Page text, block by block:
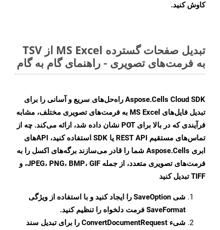
کاوش کنید.
تبدیل صفحات گسترده MS Excel از TSV
به فرمت‌های تصویری - راهنمای گام به گام
Aspose.Cells Cloud SDK راه‌حل‌های سریع و آسانی را برای
تبدیل فایل‌های MS Excel به فرمت‌های تصویری مختلف، مشابه
فرآیندی که در بالا برای POT نشان داده شد، ارائه می‌کند. چه از
تماس‌های مستقیم REST API یا SDK استفاده کنید، APIهای
ابری Aspose.Cells شما را قادر می‌سازند برگه‌های اکسل را به
فرمت‌های تصویری متعدد، از جمله JPEG، PNG، BMP، GIF، و
TIFF تبدیل کنید
شی SaveOption را ایجاد کنید و با استفاده از ویژگی
SaveFormat فرمت دلخواه را تنظیم کنید.
شیء ConvertDocumentRequest را برای تبدیل سند